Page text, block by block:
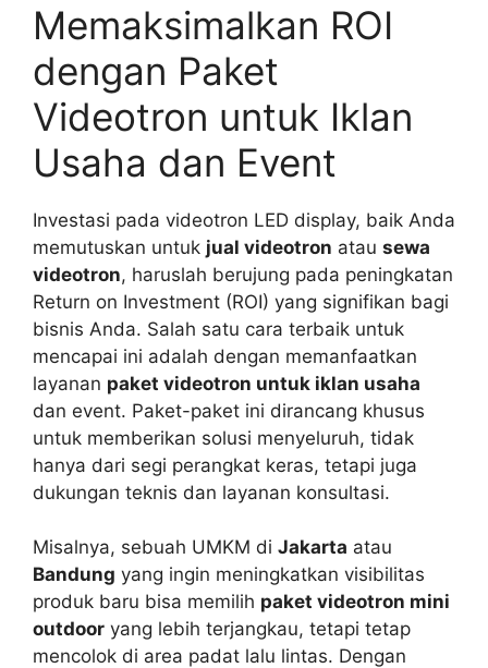
Memaksimalkan ROI
dengan Paket
Videotron untuk Iklan
Usaha dan Event
Investasi pada videotron LED display, baik Anda
memutuskan untuk jual videotron atau sewa
videotron, haruslah berujung pada peningkatan
Return on Investment (ROI) yang signifikan bagi
bisnis Anda. Salah satu cara terbaik untuk
mencapai ini adalah dengan memanfaatkan
layanan paket videotron untuk iklan usaha
dan event. Paket-paket ini dirancang khusus
untuk memberikan solusi menyeluruh, tidak
hanya dari segi perangkat keras, tetapi juga
dukungan teknis dan layanan konsultasi.
Misalnya, sebuah UMKM di Jakarta atau
Bandung yang ingin meningkatkan visibilitas
produk baru bisa memilih paket videotron mini
outdoor yang lebih terjangkau, tetapi tetap
mencolok di area padat lalu lintas. Dengan